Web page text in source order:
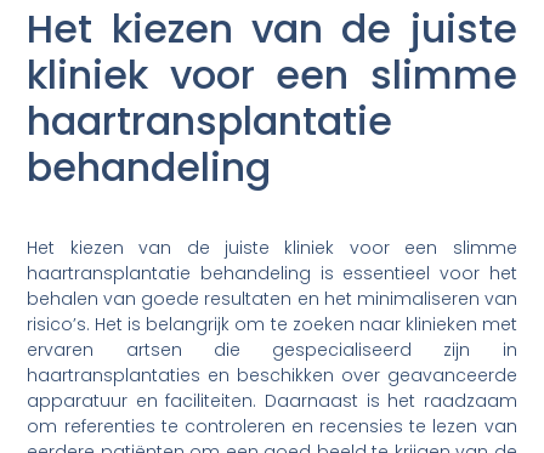
Het kiezen van de juiste
kliniek voor een slimme
haartransplantatie
behandeling
Het kiezen van de juiste kliniek voor een slimme
haartransplantatie behandeling is essentieel voor het
behalen van goede resultaten en het minimaliseren van
risico’s. Het is belangrijk om te zoeken naar klinieken met
ervaren artsen die gespecialiseerd zijn in
haartransplantaties en beschikken over geavanceerde
apparatuur en faciliteiten. Daarnaast is het raadzaam
om referenties te controleren en recensies te lezen van